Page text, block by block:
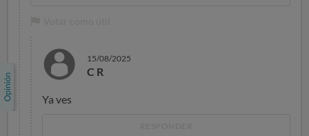
15/08/2025
C R
Ya ves